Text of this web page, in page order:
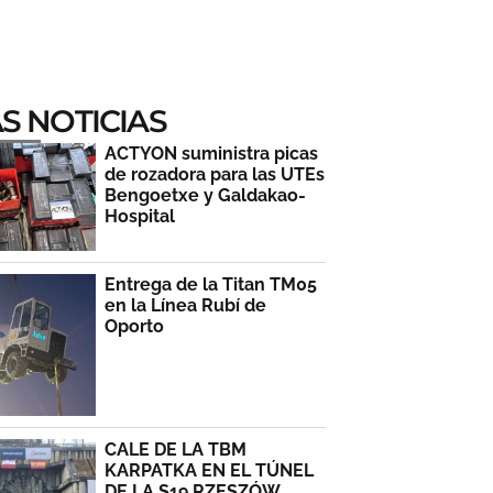
NOTICIAS
ACTYON suministra picas
de rozadora para las UTEs
Bengoetxe y Galdakao-
Hospital
Entrega de la Titan TM05
en la Línea Rubí de
Oporto
CALE DE LA TBM
KARPATKA EN EL TÚNEL